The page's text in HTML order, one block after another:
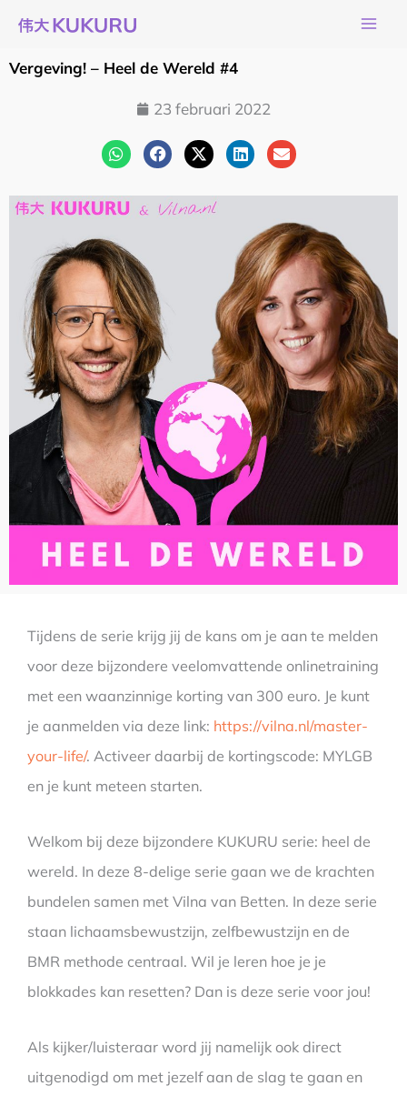
naar
deVergeving! – Heel de Wereld #4
23 februari 2022
Tijdens de serie krijg jij de kans om je aan te melden
voor deze bijzondere veelomvattende onlinetraining
met een waanzinnige korting van 300 euro. Je kunt
je aanmelden via deze link: https://vilna.nl/master-
your-life/. Activeer daarbij de kortingscode: MYLGB
en je kunt meteen starten.
Welkom bij deze bijzondere KUKURU serie: heel de
wereld. In deze 8-delige serie gaan we de krachten
bundelen samen met Vilna van Betten. In deze serie
staan lichaamsbewustzijn, zelfbewustzijn en de
BMR methode centraal. Wil je leren hoe je je
blokkades kan resetten? Dan is deze serie voor jou!
Als kijker/luisteraar word jij namelijk ook direct
uitgenodigd om met jezelf aan de slag te gaan en